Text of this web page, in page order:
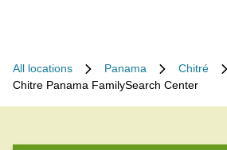
All locations Panama
Chitré
Chitre Panama FamilySearch Center